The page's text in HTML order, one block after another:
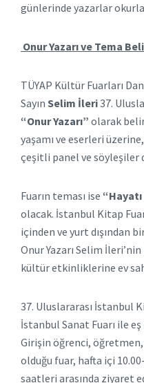
günlerinde yazarlar
Onur Yazarı ve Tema
TÜYAP Kültür Fuarları
Sayın Selim İleri37.
“Onur Yazarı” olarak
yaşamı ve eserleri
çeşitli panel ve söyleşiler
Fuarın teması ise
olacak. İstanbul Kitap
içinden ve yurt dışından
Onur Yazarı Selim
kültür etkinliklerine ev
37. Uluslararası İstanbul
İstanbul Sanat Fuarı ile
Girişin öğrenci,
olduğu fuar, hafta içi
saatleri arasında ziyaret